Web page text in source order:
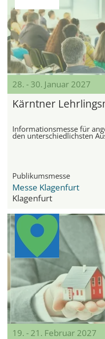
28. - 30. Januar 2027
Kärntner
Informationsmesse für
den unterschiedlichsten
Publikumsmesse
Messe Klagenfurt
Klagenfurt
19. - 21. Februar 2027